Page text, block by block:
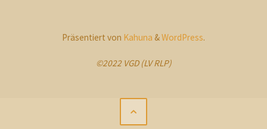
Präsentiert von Kahuna &WordPress.
©2022 VGD (LV RLP)